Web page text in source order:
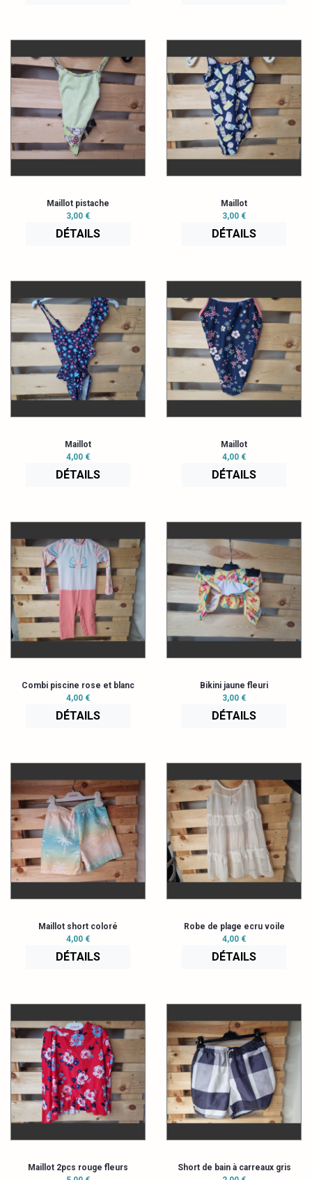
Maillot pistache
3,00 €
DÉTAILS
Maillot
3,00 €
DÉTAILS
Maillot
4,00 €
DÉTAILS
Maillot
4,00 €
DÉTAILS
Combi piscine rose et blanc
4,00 €
DÉTAILS
Bikini jaune fleuri
3,00 €
DÉTAILS
Maillot short coloré
4,00 €
DÉTAILS
Robe de plage ecru voile
4,00 €
DÉTAILS
Maillot 2pcs rouge fleurs
Short de bain à carreaux gris